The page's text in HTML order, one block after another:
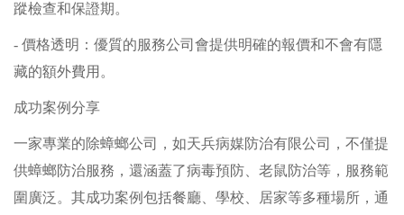
蹤檢查和保證期。
- 價格透明：優質的服務公司會提供明確的報價和不會有隱
藏的額外費用。
成功案例分享
一家專業的除蟑螂公司，如天兵病媒防治有限公司，不僅提
供蟑螂防治服務，還涵蓋了病毒預防、老鼠防治等，服務範
圍廣泛。其成功案例包括餐廳、學校、居家等多種場所，通